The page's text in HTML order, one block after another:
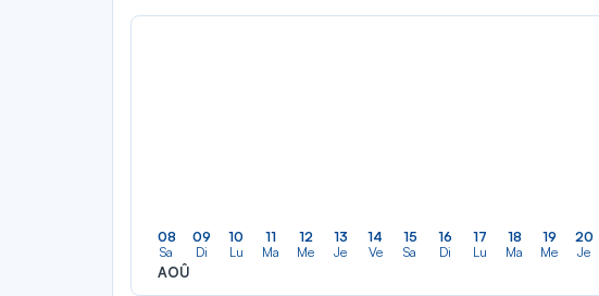
08
Sa
AOÛ
09
Di
10
Lu
11
Ma
12
Me
13
Je
14
Ve
15
Sa
16
Di
17
Lu
18
Ma
19
Me
20
Je